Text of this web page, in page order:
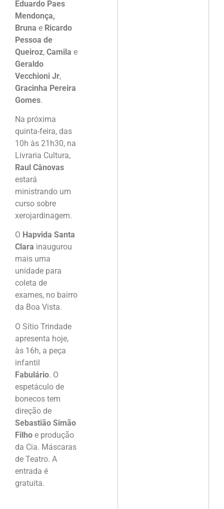
Eduardo Paes
Mendonça,
Bruna e Ricardo
Pessoa de
Queiroz, Camila e
Geraldo
Vecchioni Jr,
Gracinha Pereira
Gomes.
Na próxima
quinta-feira, das
10h às 21h30, na
Livraria Cultura,
Raul Cânovas
estará
ministrando um
curso sobre
xerojardinagem.
O Hapvida Santa
Clara inaugurou
mais uma
unidade para
coleta de
exames, no bairro
da Boa Vista.
O Sítio Trindade
apresenta hoje,
às 16h, a peça
infantil
Fabulário. O
espetáculo de
bonecos tem
direção de
Sebastião Simão
Filho e produção
da Cia. Máscaras
de Teatro. A
entrada é
gratuita.